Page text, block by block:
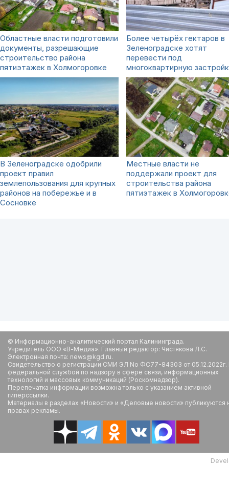
Областные власти подготовили
документы, разрешающие
строительство района
пятиэтажек в Холмогоровке
Более четырёх гектаров в
Зеленоградске хотят
перевести под
многоквартирную
В Зеленоградске одобрили
проект правил
землепользования для крупных
районов на побережье и в
Сосновке
Местные власти не
поддержали проект для
строительства района
пятиэтажек в
© Информационно-аналитический портал Калининграда.
Учредитель ООО «В-Медиа». Главный редактор: Чистякова Л.С.
Электронная почта: news@kgd.ru.
Свидетельство о регистрации СМИ ЭЛ No ФС77-84303 от
федеральной службой по надзору в сфере связи, информационных
технологий и массовых коммуникаций (Роскомнадзор).
Перепечатка информации возможна только с указанием активной
гиперссылки.
Материалы в разделах «Новости» и «Деловые новости» публикуются
правах рекламы.